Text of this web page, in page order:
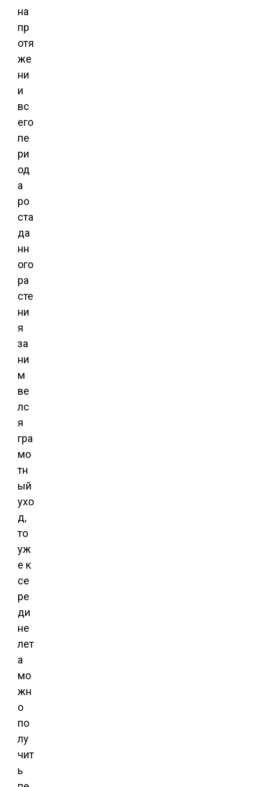
на
пр
отя
же
ни
и
вс
его
пе
ри
од
а
ро
ста
да
нн
ого
ра
сте
ни
я
за
ни
м
ве
лс
я
гра
мо
тн
ый
ухо
д,
то
уж
е к
се
ре
ди
не
лет
а
мо
жн
о
по
лу
чит
ь